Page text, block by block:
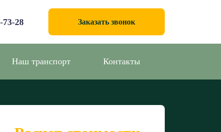
73-28 Заказать звонок
Наш транспорт Контакты